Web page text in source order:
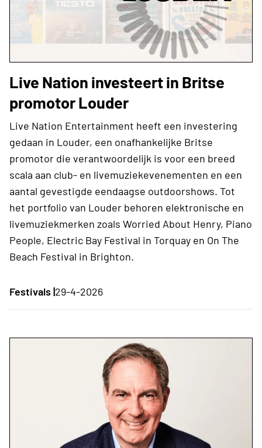
Live Nation investeert in Britse
promotor Louder
Live Nation Entertainment heeft een investering
gedaan in Louder, een onafhankelijke Britse
promotor die verantwoordelijk is voor een breed
scala aan club- en livemuziekevenementen en een
aantal gevestigde eendaagse outdoorshows. Tot
het portfolio van Louder behoren elektronische en
livemuziekmerken zoals Worried About Henry, Piano
People, Electric Bay Festival in Torquay en On The
Beach Festival in Brighton.
Festivals |29-4-2026